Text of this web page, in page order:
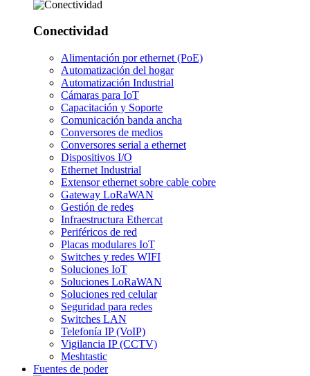
Conectividad
Alimentación por ethernet (PoE)
Automatización del hogar
Automatización Industrial
Cámaras para IoT
Capacitación y Soporte
Comunicación banda ancha
Conversores de medios
Conversores serial a ethernet
Dispositivos I/O
Ethernet Industrial
Extensor ethernet sobre cable cobre
Gateway LoRaWAN
Gestión de redes
Infraestructura Ethercat
Periféricos de red
Placas modulares IoT
Switches y redes WIFI
Soluciones IoT
Soluciones LoRaWAN
Soluciones red celular
Seguridad para redes
Switches LAN
Telefonía IP (VoIP)
Vigilancia IP (CCTV)
Meshtastic
Fuentes de poder